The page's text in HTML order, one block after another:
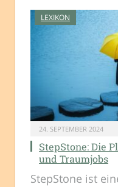
LEXIKON
24. SEPTEMBER 2024
StepStone: Die
und Traumjobs
StepStone ist